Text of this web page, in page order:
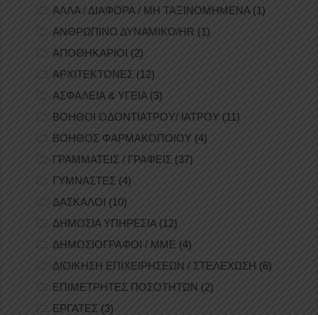
ΑΛΛΑ / ΔΙΑΦΟΡΑ / ΜΗ ΤΑΞΙΝΟΜΗΜΕΝΑ(1)
ΑΝΘΡΩΠΙΝΟ ΔΥΝΑΜΙΚΟ/HR (1)
ΑΠΟΘΗΚΑΡΙΟΙ (2)
ΑΡΧΙΤΕΚΤΟΝΕΣ (12)
ΑΣΦΑΛΕΙΑ & ΥΓΕΙΑ(3)
ΒΟΗΘΟΙ ΟΔΟΝΤΙΑΤΡΟΥ/ ΙΑΤΡΟΥ (11)
ΒΟΗΘΟΣ ΦΑΡΜΑΚΟΠΟΙΟΥ (4)
ΓΡΑΜΜΑΤΕΙΣ / ΓΡΑΦΕΙΣ (37)
ΓΥΜΝΑΣΤΕΣ (4)
ΔΑΣΚΑΛΟΙ (10)
ΔΗΜΟΣΙΑ ΥΠΗΡΕΣΙΑ(12)
ΔΗΜΟΣΙΟΓΡΑΦΟΙ / ΜΜΕ (4)
ΔΙΟΙΚΗΣΗ ΕΠΙΧΕΙΡΗΣΕΩΝ / ΣΤΕΛΕΧΩΣΗ (6)
ΕΠΙΜΕΤΡΗΤΕΣ ΠΟΣΟΤΗΤΩΝ (2)
ΕΡΓΑΤΕΣ (3)